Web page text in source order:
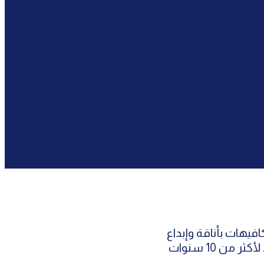
بأناقة وإبداع
من 10 سنوات